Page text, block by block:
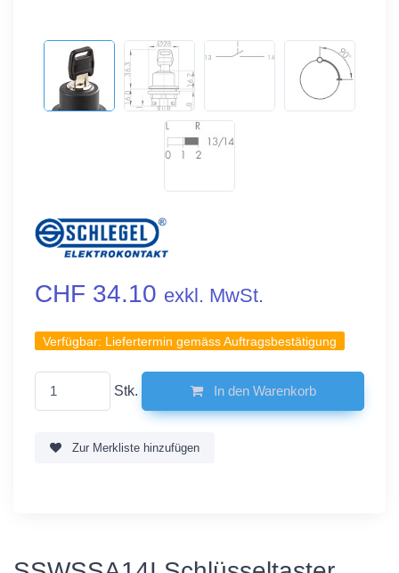
CHF 34.10 exkl. MwSt.
Verfügbar: Liefertermin gemäss Auftragsbestätigung
Stk. In den Warenkorb
Zur Merkliste hinzufügen